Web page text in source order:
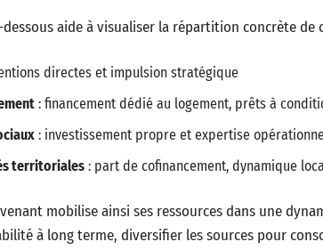
dessous aide à visualiser la répartition concrète de
directes et impulsion stratégique
: financement dédié au logement, prêts à
: investissement propre et expertise
territoriales : part de cofinancement, dynamique
mobilise ainsi ses ressources dans une
à long terme, diversifier les sources pour